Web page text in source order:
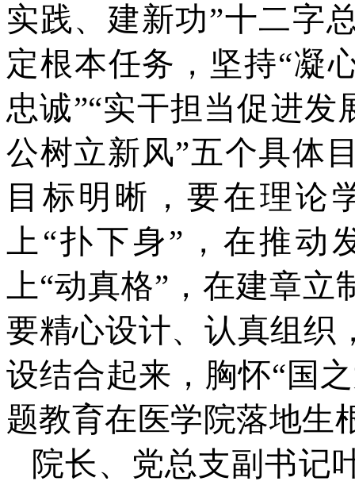
实践、建新功”十二字
定根本任务，坚持“凝
忠诚”“实干担当促进发
公树立新风”五个具体
目标明晰，要在理论
上“扑下身”，在推
上“动真格”，在建章
要精心设计、认真组织
设结合起来，胸怀“国
题教育在医学院落地生
院长、党总支副书记